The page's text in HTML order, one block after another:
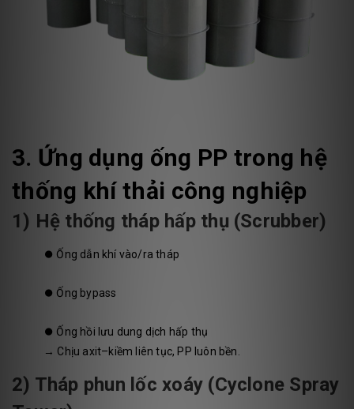
3. Ứng dụng ống PP trong hệ
thống khí thải công nghiệp
1) Hệ thống tháp hấp thụ (Scrubber)
⏺️ Ống dẫn khí vào/ra tháp
⏺️ Ống bypass
⏺️ Ống hồi lưu dung dịch hấp thụ
→ Chịu axit–kiềm liên tục, PP luôn bền.
2) Tháp phun lốc xoáy (Cyclone Spray